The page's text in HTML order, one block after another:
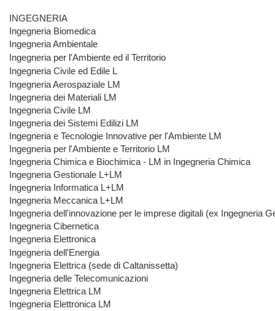
INGEGNERIA
Ingegneria Biomedica
Ingegneria Ambientale
Ingegneria per l'Ambiente ed il Territorio
Ingegneria Civile ed Edile L
Ingegneria Aerospaziale LM
Ingegneria dei Materiali LM
Ingegneria Civile LM
Ingegneria dei Sistemi Edilizi LM
Ingegneria e Tecnologie Innovative per l'Ambiente LM
Ingegneria per l'Ambiente e Territorio LM
Ingegneria Chimica e Biochimica - LM in Ingegneria Chimica
Ingegneria Gestionale L+LM
Ingegneria Informatica L+LM
Ingegneria Meccanica L+LM
Ingegneria dell'innovazione per le imprese digitali (ex Ingegneria
Ingegneria Cibernetica
Ingegneria Elettronica
Ingegneria dell'Energia
Ingegneria Elettrica (sede di Caltanissetta)
Ingegneria delle Telecomunicazioni
Ingegneria Elettrica LM
Ingegneria Elettronica LM